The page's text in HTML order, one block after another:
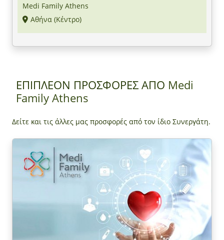
Medi Family Athens
Αθήνα (Κέντρο)
ΕΠΙΠΛΕΟΝ ΠΡΟΣΦΟΡΕΣ ΑΠΟ Medi
Family Athens
Δείτε και τις άλλες μας προσφορές από τον ίδιο Συνεργάτη.